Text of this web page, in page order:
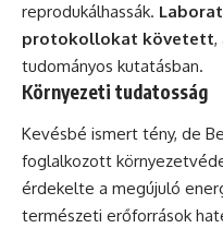
reprodukálhassák.
protokollokat követett,
tudományos kutatásban.
Környezeti tudatosság
Kevésbé ismert tény, de
foglalkozott
érdekelte a megújuló
természeti erőforrások